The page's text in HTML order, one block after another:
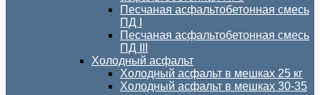
Песчаная асфальтобетонная смесь
ПД I
Песчаная асфальтобетонная смесь
ПД III
Холодный асфальт
Холодный асфальт в мешках 25 кг
Холодный асфальт в мешках 30-35